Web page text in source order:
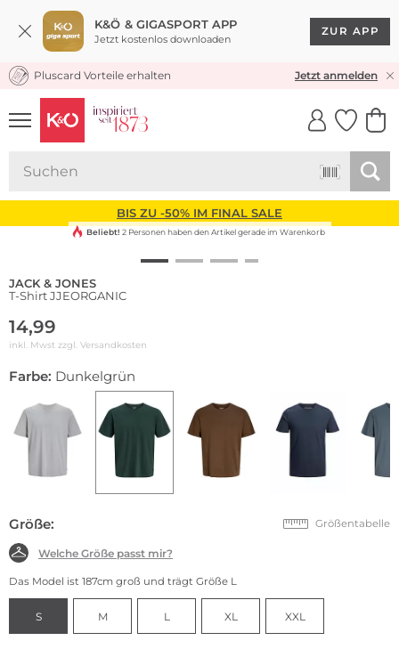
K&Ö & GIGASPORT APP
Jetzt kostenlos downloaden
ZUR APP
KOSTENLOSER VERSAND* & RÜCKVERSAND
Pluscard Vorteile erhalten Jetzt anmelden
UNSERE APP
CLICK &
BIS ZU -50% IM FINAL SALE
Beliebt! 2 Personen haben den Artikel gerade im Warenkorb
JACK & JONES
T-Shirt JJEORGANIC
14,99
inkl. Mwst zzgl. Versandkosten
Farbe: Dunkelgrün
Größe: Größentabelle
Welche Größe passt mir?
Das Model ist 187cm groß und trägt Größe L
S M L XL XXL